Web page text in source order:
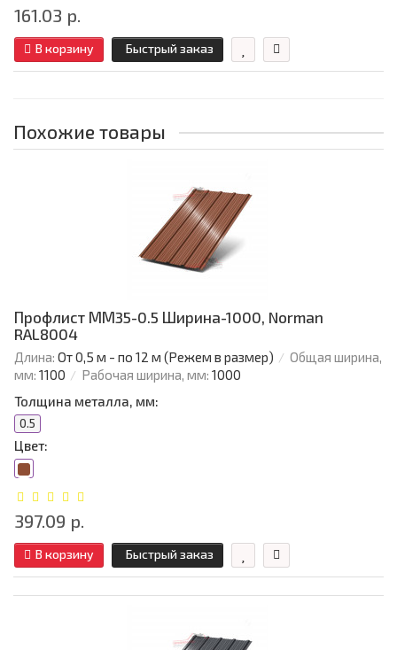
161.03 р.
В корзину Быстрый заказ
Похожие товары
Профлист ММ35-0.5 Ширина-1000, Norman
RAL8004
Длина: От 0,5 м - по 12 м (Режем в размер)
Общая ширина,
мм: 1100 Рабочая ширина, мм: 1000
Толщина металла, мм:
0.5
Цвет:
397.09 р.
В корзину Быстрый заказ